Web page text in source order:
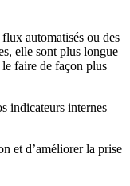
automatisés ou des
elle sont plus longue
faire de façon plus
indicateurs internes
et d’améliorer la prise